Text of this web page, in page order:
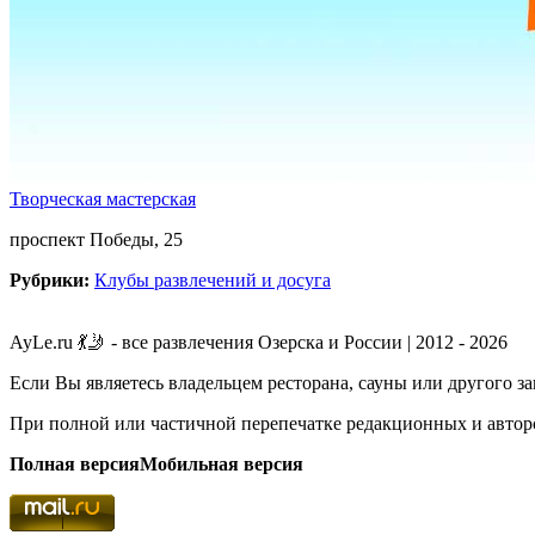
Творческая мастерская
проспект Победы, 25
Рубрики: Клубы развлечений и досуга
AyLe.ru 💃🤳 - все развлечения Озерска и России | 2012 - 2026
Если Вы являетесь владельцем ресторана, сауны или другого
При полной или частичной перепечатке редакционных и
Полная версияМобильная версия